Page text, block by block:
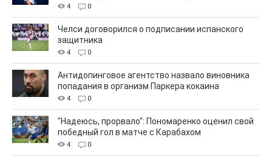
4 0
Челси договорился о подписании испанского
защитника
4 0
Антидопинговое агентство назвало виновника
попадания в организм Паркера кокаина
4 0
"Надеюсь, прорвало": Пономаренко оценил свой
победный гол в матче с Карабахом
4 0